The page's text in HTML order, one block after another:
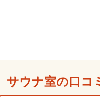
サウナ室の口コ